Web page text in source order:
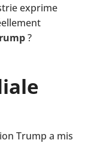
exprime
?
Trump a mis